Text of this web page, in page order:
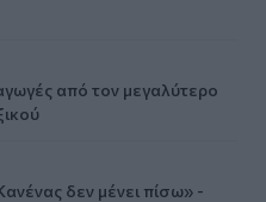
από τον μεγαλύτερο
δεν μένει πίσω» -